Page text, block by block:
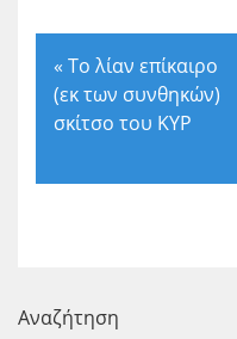
« Το λίαν επίκαιρο
(εκ των συνθηκών)
σκίτσο του ΚΥΡ
Αναζήτηση